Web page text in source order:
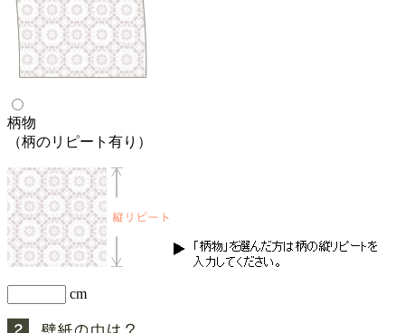
柄物
（柄のリピート有り）
cm